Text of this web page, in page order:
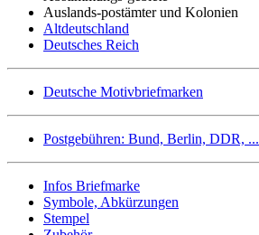
Auslands-postämter und Kolonien
Altdeutschland
Deutsches Reich
Deutsche Motivbriefmarken
Postgebühren: Bund, Berlin, DDR, ...
Infos Briefmarke
Symbole, Abkürzungen
Stempel